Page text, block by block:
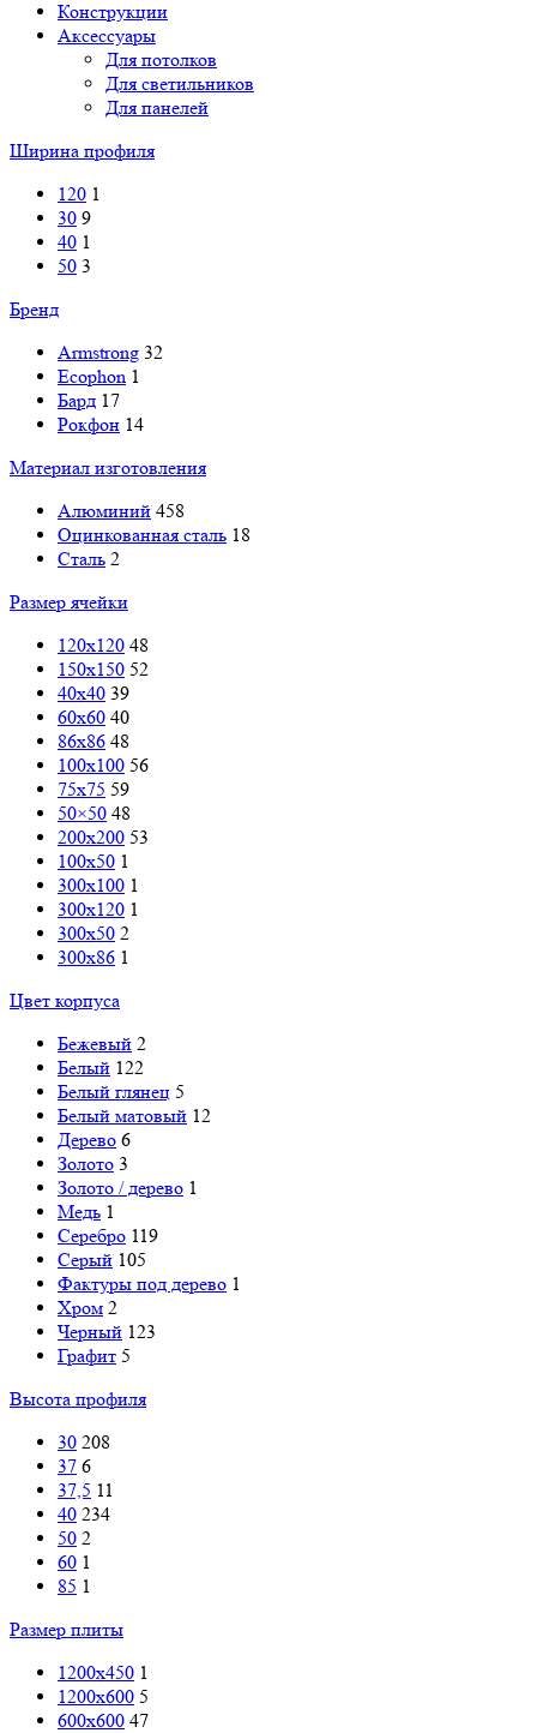
Конструкции
Аксессуары
Для потолков
Для светильников
Для панелей
Ширина профиля
120 1
30 9
40 1
50 3
Бренд
Armstrong 32
Ecophon 1
Бард 17
Рокфон 14
Материал изготовления
Алюминий 458
Оцинкованная сталь 18
Сталь 2
Размер ячейки
120х120 48
150x150 52
40х40 39
60х60 40
86х86 48
100х100 56
75х75 59
50×50 48
200х200 53
100х50 1
300х100 1
300х120 1
300х50 2
300х86 1
Цвет корпуса
Бежевый 2
Белый 122
Белый глянец 5
Белый матовый 12
Дерево 6
Золото 3
Золото / дерево 1
Медь 1
Серебро 119
Серый 105
Фактуры под дерево 1
Хром 2
Черный 123
Графит 5
Высота профиля
30 208
37 6
37,5 11
40 234
50 2
60 1
85 1
Размер плиты
1200x450 1
1200x600 5
600x600 47